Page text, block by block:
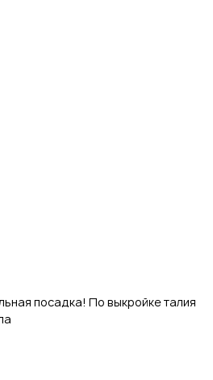
посадка! По выкройке талия